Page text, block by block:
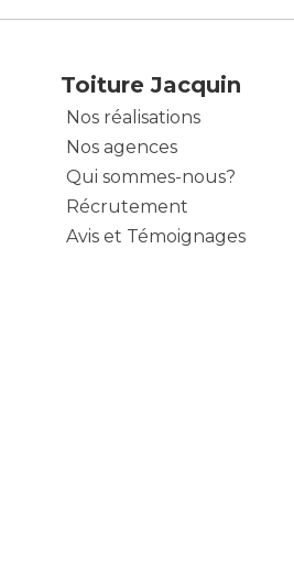
Toiture Jacquin
Nos réalisations
Nos agences
Qui sommes-nous?
Récrutement
Avis et Témoignages